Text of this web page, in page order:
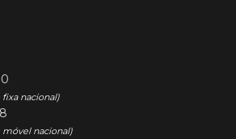
fixa nacional)
móvel nacional)